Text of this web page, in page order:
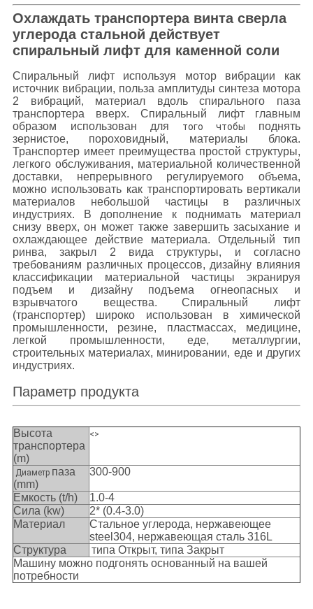
Охлаждать транспортера винта сверла
углерода стальной действует
спиральный лифт для каменной соли
Спиральный лифт используя мотор вибрации как
источник вибрации, польза амплитуды синтеза мотора
2 вибраций, материал вдоль спирального паза
транспортера вверх.
Спиральный лифт
главным
образом использован для того чтобы поднять
зернистое, пороховидный, материалы блока.
Транспортер имеет преимущества простой структуры,
легкого обслуживания, материальной количественной
доставки, непрерывного регулируемого объема,
можно использовать как транспортировать вертикали
материалов небольшой частицы в различных
индустриях. В дополнение к поднимать материал
снизу вверх, он может также завершить засыхание и
охлаждающее действие материала. Отдельный тип
ринва, закрыл 2 вида структуры, и согласно
требованиям различных процессов, дизайну влияния
классификации материальной частицы экранируя
подъем и дизайну подъема огнеопасных и
взрывчатого вещества.
Спиральный лифт
(транспортер) широко использован в химической
промышленности, резине, пластмассах, медицине,
легкой промышленности, еде, металлургии,
строительных материалах, минировании, еде и других
индустриях.
Параметр продукта
Высота
транспортера
(m)
<>
Диаметр паза
(mm)
300-900
Емкость (t/h)
1.0-4
Сила (kw)
2* (0.4-3.0)
Материал
Стальное углерода, нержавеющее
steel304, нержавеющая сталь 316L
Структура
типа Открыт, типа Закрыт
Машину можно подгонять основанный на вашей
потребности